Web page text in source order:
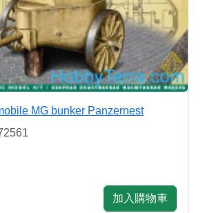
MG bunker Panzernest
加入購物車